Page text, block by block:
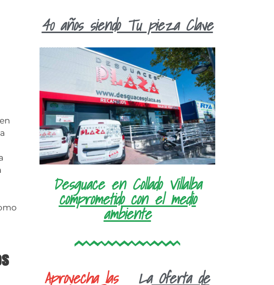
40 años siendo Tu pieza Clave
Desguace en Collado Villalba
comprometido con el medio
ambiente
Aprovecha las LaOferta de